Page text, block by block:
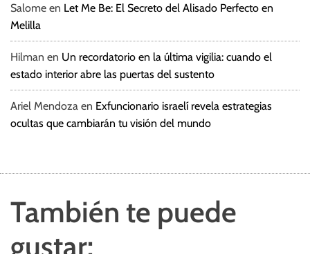
Salome en Let Me Be: El Secreto del Alisado Perfecto en
Melilla
Hilman en Un recordatorio en la última vigilia: cuando el
estado interior abre las puertas del sustento
Ariel Mendoza en Exfuncionario israelí revela estrategias
ocultas que cambiarán tu visión del mundo
También te puede
gustar: